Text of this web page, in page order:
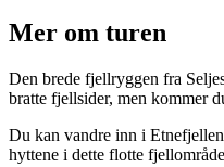
Mer om turen
Den brede fjellryggen fra
bratte fjellsider, men kommer
Du kan vandre inn i
hyttene i dette flotte